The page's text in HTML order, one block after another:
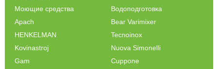
Моющие средства
Водоподготовка
Apach
Bear Varimixer
HENKELMAN
Tecnoinox
Kovinastroj
Nuova Simonelli
Gam
Cuppone